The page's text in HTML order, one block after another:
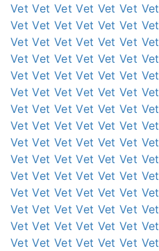
Vet Vet Vet Vet Vet Vet Vet
Vet Vet Vet Vet Vet Vet Vet
Vet Vet Vet Vet Vet Vet Vet
Vet Vet Vet Vet Vet Vet Vet
Vet Vet Vet Vet Vet Vet Vet
Vet Vet Vet Vet Vet Vet Vet
Vet Vet Vet Vet Vet Vet Vet
Vet Vet Vet Vet Vet Vet Vet
Vet Vet Vet Vet Vet Vet Vet
Vet Vet Vet Vet Vet Vet Vet
Vet Vet Vet Vet Vet Vet Vet
Vet Vet Vet Vet Vet Vet Vet
Vet Vet Vet Vet Vet Vet Vet
Vet Vet Vet Vet Vet Vet Vet
Vet Vet Vet Vet Vet Vet Vet